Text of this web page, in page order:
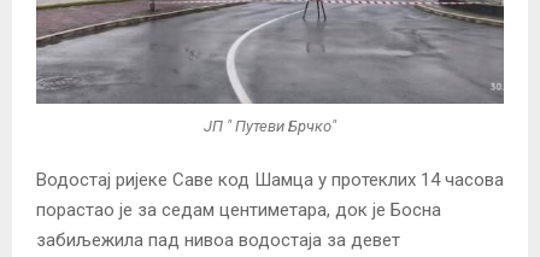
ЈП " Путеви Брчко"
Водостај ријеке Саве код Шамца у протеклих 14 часова
порастао је за седам центиметара, док је Босна
забиљежила пад нивоа водостаја за девет